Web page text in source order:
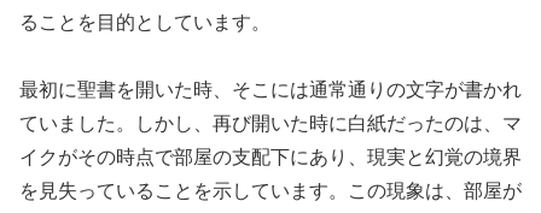
ることを目的としています。
最初に聖書を開いた時、そこには通常通りの文字が書かれ
ていました。しかし、再び開いた時に白紙だったのは、マ
イクがその時点で部屋の支配下にあり、現実と幻覚の境界
を見失っていることを示しています。この現象は、部屋が